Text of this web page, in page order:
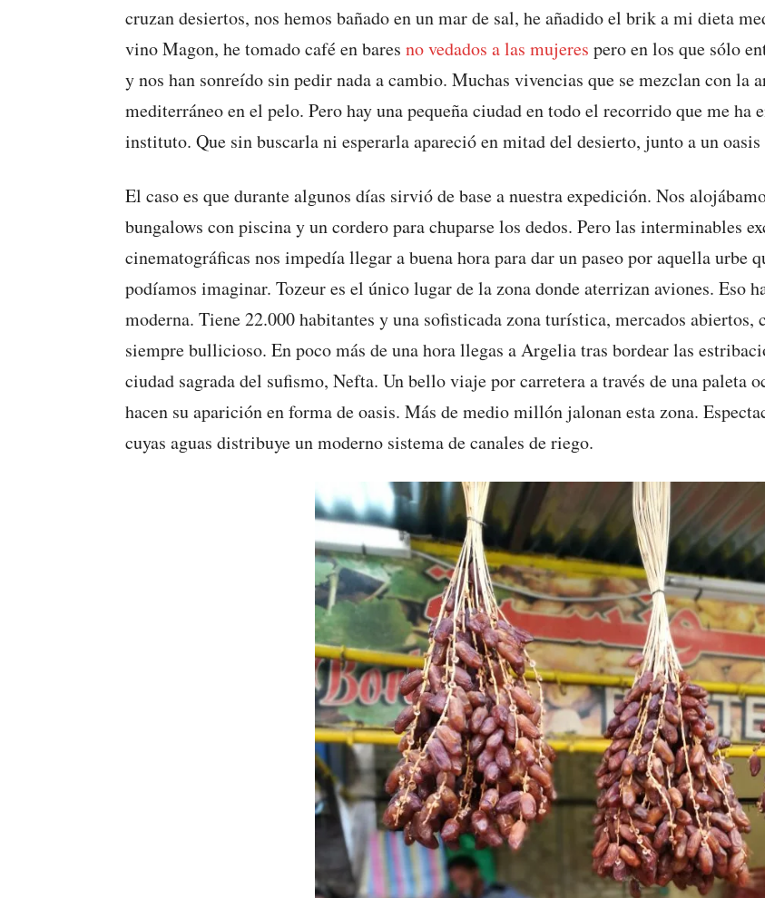
cruzan desiertos, nos hemos bañado en un mar de sal, he añadido el brik a mi dieta
vino Magon, he tomado café en bares no vedados a las mujeres pero en los que sólo
y nos han sonreído sin pedir nada a cambio. Muchas vivencias que se mezclan con la
mediterráneo en el pelo. Pero hay una pequeña ciudad en todo el recorrido que me ha
instituto. Que sin buscarla ni esperarla apareció en mitad del desierto, junto a un
El caso es que durante algunos días sirvió de base a nuestra expedición. Nos
bungalows con piscina y un cordero para chuparse los dedos. Pero las interminables
cinematográficas nos impedía llegar a buena hora para dar un paseo por aquella urbe
podíamos imaginar. Tozeur es el único lugar de la zona donde aterrizan aviones. Eso
moderna. Tiene 22.000 habitantes y una sofisticada zona turística, mercados
siempre bullicioso. En poco más de una hora llegas a Argelia tras bordear las
ciudad sagrada del sufismo, Nefta. Un bello viaje por carretera a través de una paleta
hacen su aparición en forma de oasis. Más de medio millón jalonan esta zona.
cuyas aguas distribuye un moderno sistema de canales de riego.